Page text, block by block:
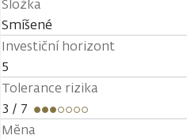
Složka
Smíšené
Investiční horizont
5
Tolerance rizika
3 / 7
Měna